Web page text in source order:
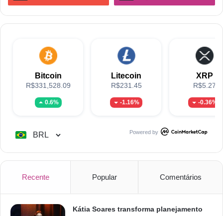
Bitcoin
R$331,528.09
0.6%
Litecoin
R$231.45
-1.16%
XRP
R$5.27
-0.36%
Powered by
Recente Popular Comentários
Kátia Soares transforma planejamento